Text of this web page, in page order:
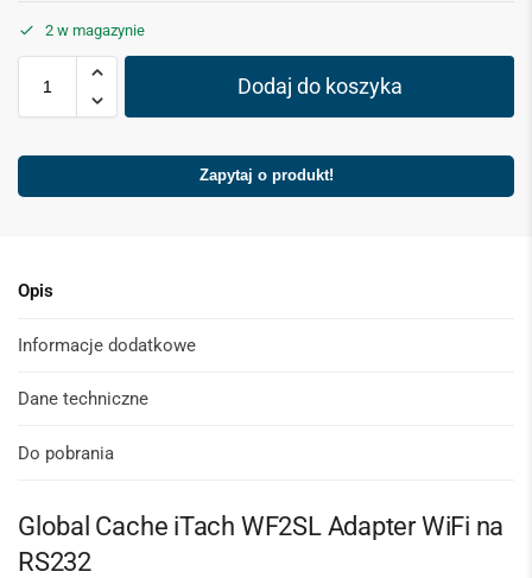
2 w magazynie
Dodaj do koszyka
Zapytaj o produkt!
Opis
Informacje dodatkowe
Dane techniczne
Do pobrania
Global Cache iTach WF2SL Adapter WiFi na
RS232